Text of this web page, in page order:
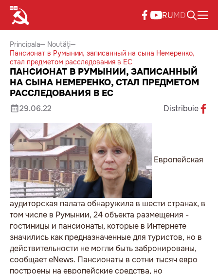
RUMD
Principala
Noutăți
Пансионат в Румынии, записанный на сына Немеренко,
стал предметом расследования в ЕС
ПАНСИОНАТ В РУМЫНИИ, ЗАПИСАННЫЙ
НА СЫНА НЕМЕРЕНКО, СТАЛ ПРЕДМЕТОМ
РАССЛЕДОВАНИЯ В ЕС
29.06.22 Distribuie
Европейская
аудиторская палата обнаружила в шести странах, в
том числе в Румынии, 24 объекта размещения -
гостиницы и пансионаты, которые в Интернете
значились как предназначенные для туристов, но в
действительности не могли быть забронированы,
сообщает eNews. Пансионаты в сотни тысяч евро
построены на европейские средства, но